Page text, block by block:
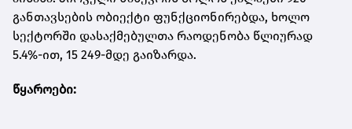
განთავსების ობიექტი ფუნქციონირებდა, ხოლო
სექტორში დასაქმებულთა რაოდენობა წლიურად
5.4%-ით, 15 249-მდე გაიზარდა.
წყაროები: